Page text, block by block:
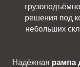
решения под
небольших
Надёжная рампа